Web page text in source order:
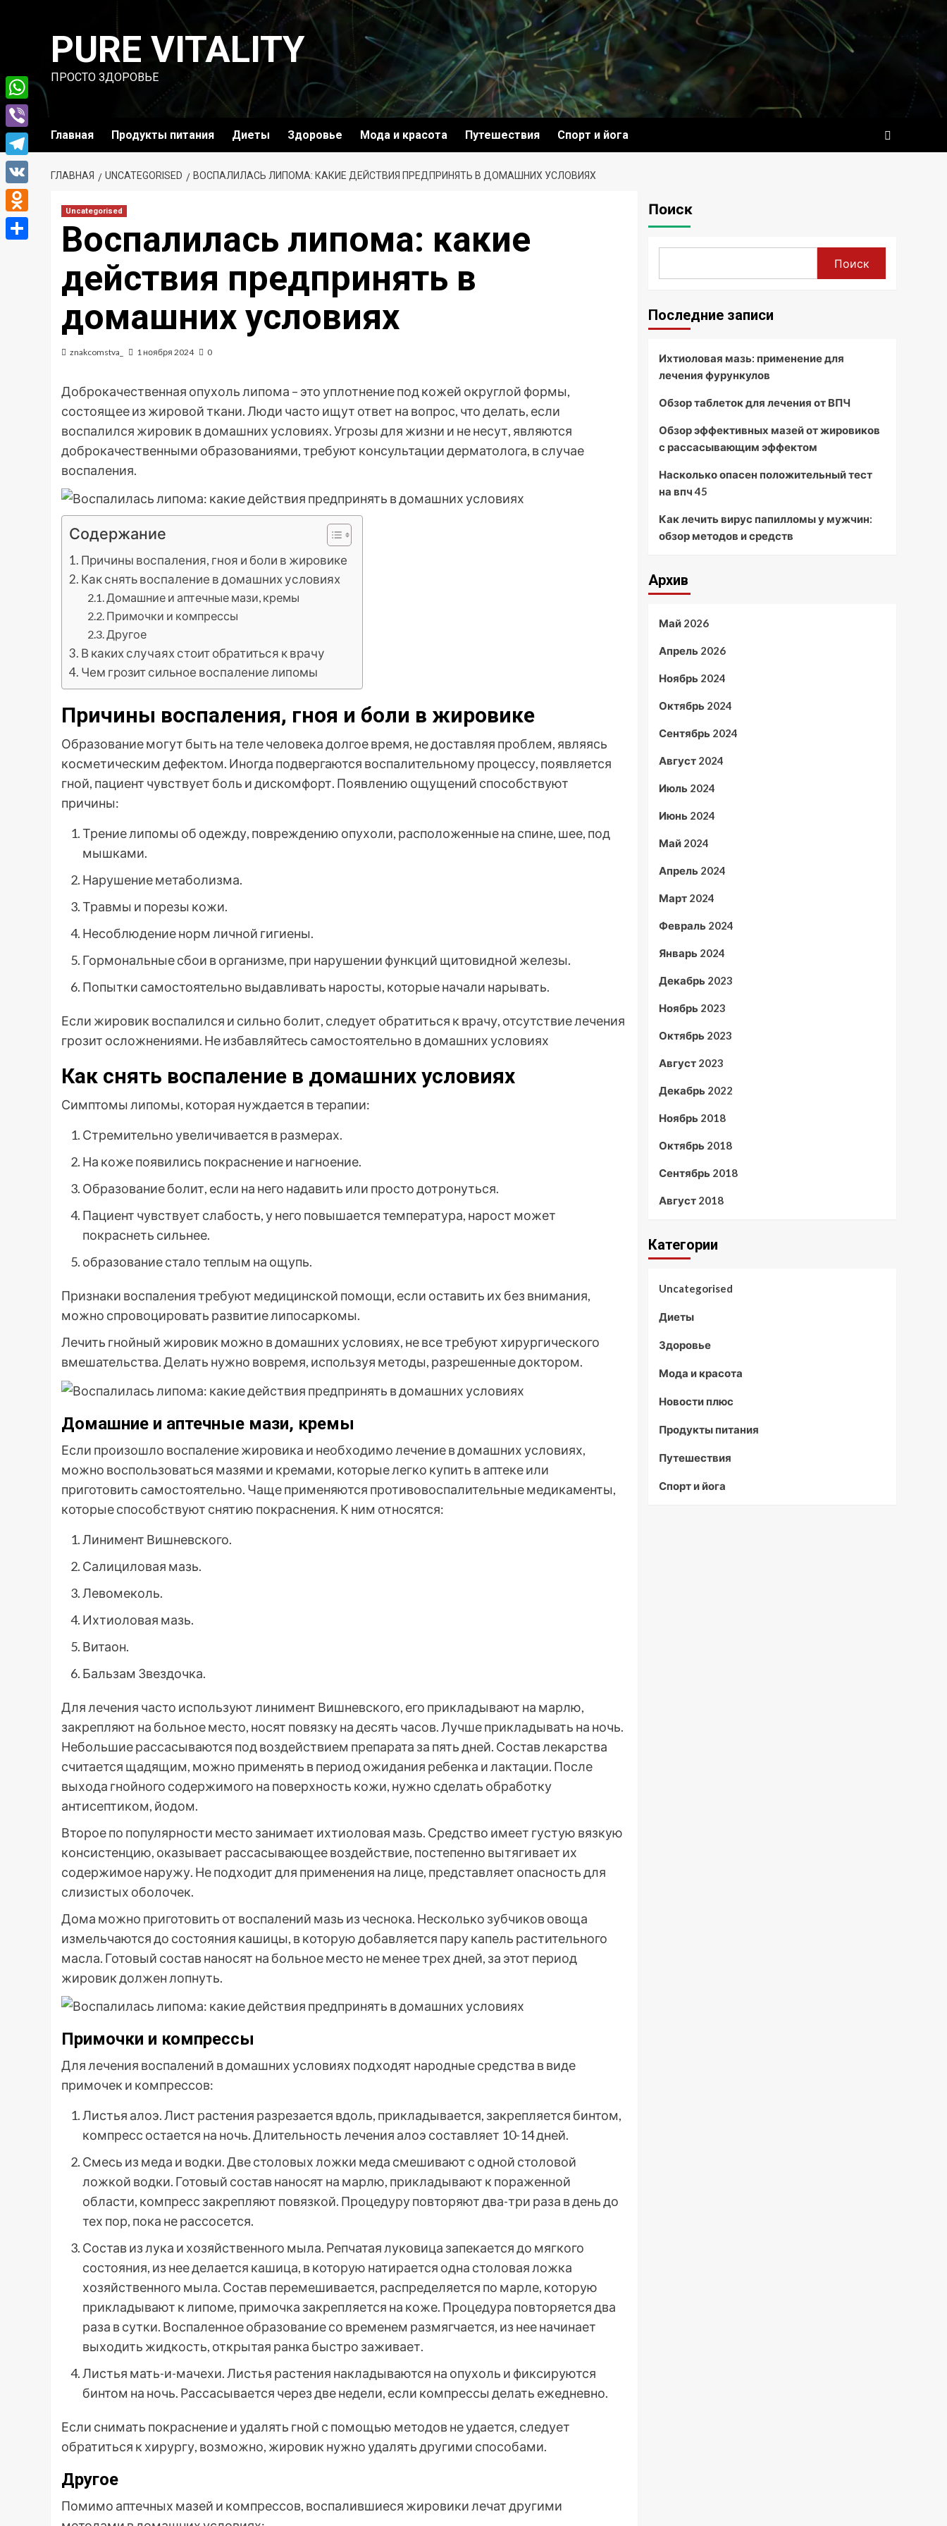
содержимомуPURE VITALITY
ПРОСТО ЗДОРОВЬЕ
Главная Продукты питания Диеты Здоровье Мода и красота Путешествия Спорт и йога
ГЛАВНАЯ UNCATEGORISED ВОСПАЛИЛАСЬ ЛИПОМА: КАКИЕ ДЕЙСТВИЯ ПРЕДПРИНЯТЬ В ДОМАШНИХ УСЛОВИЯХ
Uncategorised
Воспалилась липома: какие
действия предпринять в
домашних условиях
znakcomstva_ 1 ноября 2024 0
Доброкачественная опухоль липома – это уплотнение под кожей округлой формы,
состоящее из жировой ткани. Люди часто ищут ответ на вопрос, что делать, если
воспалился жировик в домашних условиях. Угрозы для жизни и не несут, являются
доброкачественными образованиями, требуют консультации дерматолога, в случае
воспаления.
Содержание
Причины воспаления, гноя и боли в жировике
Как снять воспаление в домашних условиях
Домашние и аптечные мази, кремы
Примочки и компрессы
Другое
В каких случаях стоит обратиться к врачу
Чем грозит сильное воспаление липомы
Причины воспаления, гноя и боли в жировике
Образование могут быть на теле человека долгое время, не доставляя проблем, являясь
косметическим дефектом. Иногда подвергаются воспалительному процессу, появляется
гной, пациент чувствует боль и дискомфорт. Появлению ощущений способствуют
причины:
Трение липомы об одежду, повреждению опухоли, расположенные на спине, шее, под
мышками.
Нарушение метаболизма.
Травмы и порезы кожи.
Несоблюдение норм личной гигиены.
Гормональные сбои в организме, при нарушении функций щитовидной железы.
Попытки самостоятельно выдавливать наросты, которые начали нарывать.
Если жировик воспалился и сильно болит, следует обратиться к врачу, отсутствие лечения
грозит осложнениями. Не избавляйтесь самостоятельно в домашних условиях
Как снять воспаление в домашних условиях
Симптомы липомы, которая нуждается в терапии:
Стремительно увеличивается в размерах.
На коже появились покраснение и нагноение.
Образование болит, если на него надавить или просто дотронуться.
Пациент чувствует слабость, у него повышается температура, нарост может
покраснеть сильнее.
образование стало теплым на ощупь.
Признаки воспаления требуют медицинской помощи, если оставить их без внимания,
можно спровоцировать развитие липосаркомы.
Лечить гнойный жировик можно в домашних условиях, не все требуют хирургического
вмешательства. Делать нужно вовремя, используя методы, разрешенные доктором.
Домашние и аптечные мази, кремы
Если произошло воспаление жировика и необходимо лечение в домашних условиях,
можно воспользоваться мазями и кремами, которые легко купить в аптеке или
приготовить самостоятельно. Чаще применяются противовоспалительные медикаменты,
которые способствуют снятию покраснения. К ним относятся:
Линимент Вишневского.
Салициловая мазь.
Левомеколь.
Ихтиоловая мазь.
Витаон.
Бальзам Звездочка.
Для лечения часто используют линимент Вишневского, его прикладывают на марлю,
закрепляют на больное место, носят повязку на десять часов. Лучше прикладывать на ночь.
Небольшие рассасываются под воздействием препарата за пять дней. Состав лекарства
считается щадящим, можно применять в период ожидания ребенка и лактации. После
выхода гнойного содержимого на поверхность кожи, нужно сделать обработку
антисептиком, йодом.
Второе по популярности место занимает ихтиоловая мазь. Средство имеет густую вязкую
консистенцию, оказывает рассасывающее воздействие, постепенно вытягивает их
содержимое наружу. Не подходит для применения на лице, представляет опасность для
слизистых оболочек.
Дома можно приготовить от воспалений мазь из чеснока. Несколько зубчиков овоща
измельчаются до состояния кашицы, в которую добавляется пару капель растительного
масла. Готовый состав наносят на больное место не менее трех дней, за этот период
жировик должен лопнуть.
Примочки и компрессы
Для лечения воспалений в домашних условиях подходят народные средства в виде
примочек и компрессов:
Листья алоэ. Лист растения разрезается вдоль, прикладывается, закрепляется бинтом,
компресс остается на ночь. Длительность лечения алоэ составляет 10-14 дней.
Смесь из меда и водки. Две столовых ложки меда смешивают с одной столовой
ложкой водки. Готовый состав наносят на марлю, прикладывают к пораженной
области, компресс закрепляют повязкой. Процедуру повторяют два-три раза в день до
тех пор, пока не рассосется.
Состав из лука и хозяйственного мыла. Репчатая луковица запекается до мягкого
состояния, из нее делается кашица, в которую натирается одна столовая ложка
хозяйственного мыла. Состав перемешивается, распределяется по марле, которую
прикладывают к липоме, примочка закрепляется на коже. Процедура повторяется два
раза в сутки. Воспаленное образование со временем размягчается, из нее начинает
выходить жидкость, открытая ранка быстро заживает.
Листья мать-и-мачехи. Листья растения накладываются на опухоль и фиксируются
бинтом на ночь. Рассасывается через две недели, если компрессы делать ежедневно.
Если снимать покраснение и удалять гной с помощью методов не удается, следует
обратиться к хирургу, возможно, жировик нужно удалять другими способами.
Другое
Помимо аптечных мазей и компрессов, воспалившиеся жировики лечат другими
Поиск
Поиск
Последние записи
Ихтиоловая мазь: применение для
лечения фурункулов
Обзор таблеток для лечения от ВПЧ
Обзор эффективных мазей от жировиков
с рассасывающим эффектом
Насколько опасен положительный тест
на впч 45
Как лечить вирус папилломы у мужчин:
обзор методов и средств
Архив
Май 2026
Апрель 2026
Ноябрь 2024
Октябрь 2024
Сентябрь 2024
Август 2024
Июль 2024
Июнь 2024
Май 2024
Апрель 2024
Март 2024
Февраль 2024
Январь 2024
Декабрь 2023
Ноябрь 2023
Октябрь 2023
Август 2023
Декабрь 2022
Ноябрь 2018
Октябрь 2018
Сентябрь 2018
Август 2018
Категории
Uncategorised
Диеты
Здоровье
Мода и красота
Новости плюс
Продукты питания
Путешествия
Спорт и йога
WhatsApp
Viber
Telegram
VK
Odnoklassniki
Отправить